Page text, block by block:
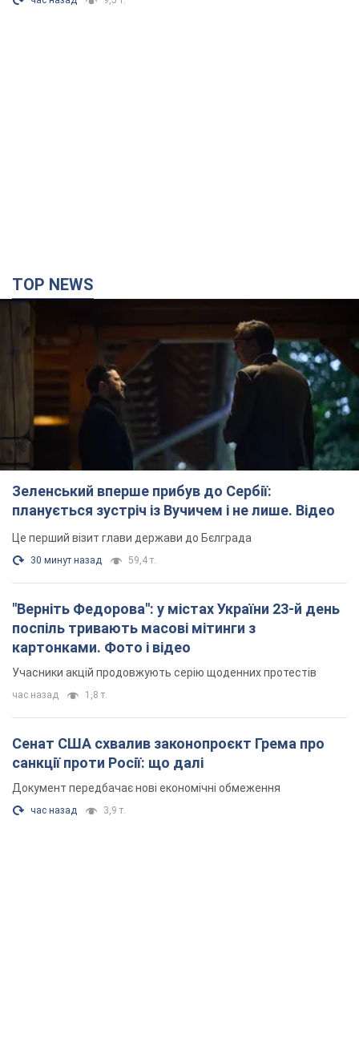
TOP NEWS
Зеленський вперше прибув до Сербії:
планується зустріч із Вучичем і не лише. Відео
Це перший візит глави держави до Бєлграда
30 минут назад 59,4 т.
"Верніть Федорова": у містах України 23-й день
поспіль тривають масові мітинги з
картонками. Фото і відео
Учасники акцій продовжують серію щоденних протестів
час назад 1,8 т.
Сенат США схвалив законопроєкт Грема про
санкції проти Росії: що далі
Документ передбачає нові економічні обмеження
час назад 3,9 т.